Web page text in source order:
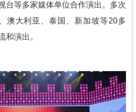
台等多家媒体单位合作演出。多次
澳大利亚、泰国、新加坡等20多
和演出。